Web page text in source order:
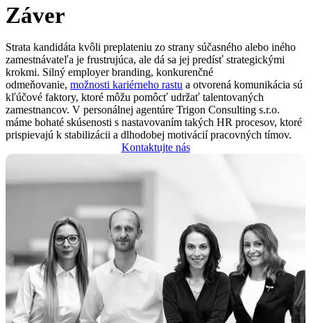
Záver
Strata kandidáta kvôli preplateniu zo strany súčasného alebo iného
zamestnávateľa je frustrujúca, ale dá sa jej predísť strategickými
krokmi. Silný employer branding, konkurenčné
odmeňovanie, možnosti kariérneho rastu a otvorená komunikácia sú
kľúčové faktory, ktoré môžu pomôcť udržať talentovaných
zamestnancov. V personálnej agentúre Trigon Consulting s.r.o.
máme bohaté skúsenosti s nastavovaním takých HR procesov, ktoré
prispievajú k stabilizácii a dlhodobej motivácií pracovných tímov.
Kontaktujte nás